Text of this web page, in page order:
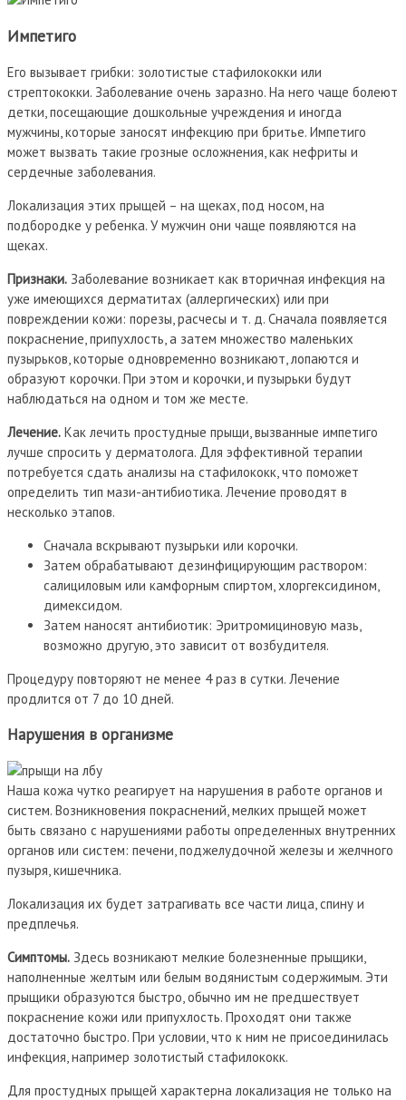
Импетиго
Его вызывает грибки: золотистые стафилококки или
стрептококки. Заболевание очень заразно. На него чаще болеют
детки, посещающие дошкольные учреждения и иногда
мужчины, которые заносят инфекцию при бритье. Импетиго
может вызвать такие грозные осложнения, как нефриты и
сердечные заболевания.
Локализация этих прыщей – на щеках, под носом, на
подбородке у ребенка. У мужчин они чаще появляются на
щеках.
Признаки. Заболевание возникает как вторичная инфекция на
уже имеющихся дерматитах (аллергических) или при
повреждении кожи: порезы, расчесы и т. д. Сначала появляется
покраснение, припухлость, а затем множество маленьких
пузырьков, которые одновременно возникают, лопаются и
образуют корочки. При этом и корочки, и пузырьки будут
наблюдаться на одном и том же месте.
Лечение. Как лечить простудные прыщи, вызванные импетиго
лучше спросить у дерматолога. Для эффективной терапии
потребуется сдать анализы на стафилококк, что поможет
определить тип мази-антибиотика. Лечение проводят в
несколько этапов.
Сначала вскрывают пузырьки или корочки.
Затем обрабатывают дезинфицирующим раствором:
салициловым или камфорным спиртом, хлоргексидином,
димексидом.
Затем наносят антибиотик: Эритромициновую мазь,
возможно другую, это зависит от возбудителя.
Процедуру повторяют не менее 4 раз в сутки. Лечение
продлится от 7 до 10 дней.
Нарушения в организме
Наша кожа чутко реагирует на нарушения в работе органов и
систем. Возникновения покраснений, мелких прыщей может
быть связано с нарушениями работы определенных внутренних
органов или систем: печени, поджелудочной железы и желчного
пузыря, кишечника.
Локализация их будет затрагивать все части лица, спину и
предплечья.
Симптомы. Здесь возникают мелкие болезненные прыщики,
наполненные желтым или белым водянистым содержимым. Эти
прыщики образуются быстро, обычно им не предшествует
покраснение кожи или припухлость. Проходят они также
достаточно быстро. При условии, что к ним не присоединилась
инфекция, например золотистый стафилококк.
Для простудных прыщей характерна локализация не только на